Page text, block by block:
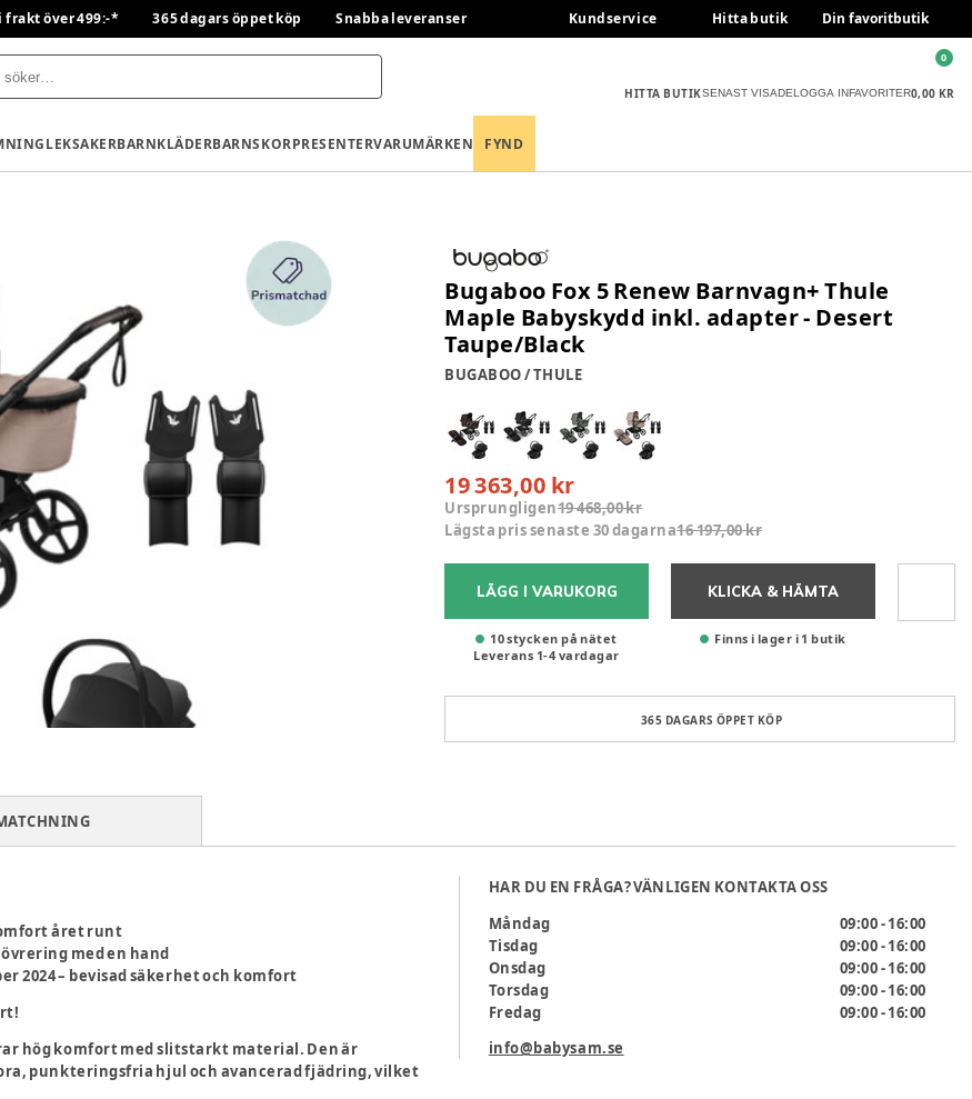
frakt över 499:-* 365 dagars öppet köp Snabba leveranser Kundservice Hitta butik Din favoritbutik
HITTA BUTIKSENAST VISADELOGGA INFAVORITER0,00 KR
0
LEKSAKERBARNKLÄDERBARNSKORPRESENTERVARUMÄRKEN FYND
Bugaboo Fox 5 Renew Barnvagn+ Thule
Maple Babyskydd inkl. adapter - Desert
Taupe/Black
BUGABOO / THULE
19 363,00 kr
Ursprungligen19 468,00 kr
Lägsta pris senaste 30 dagarna16 197,00 kr
LÄGG I VARUKORG
10 stycken på nätet
Leverans 1-4 vardagar
KLICKA & HÄMTA
Finns i lager i 1 butik
365 DAGARS ÖPPET KÖP
året runt
med en hand
2024 – bevisad säkerhet och komfort
hög komfort med slitstarkt material. Den är
punkteringsfria hjul och avancerad fjädring, vilket
HAR DU EN FRÅGA? VÄNLIGEN KONTAKTA OSS
Måndag
09:00 - 16:00
Tisdag
09:00 - 16:00
Onsdag
09:00 - 16:00
Torsdag
09:00 - 16:00
Fredag
09:00 - 16:00
info@babysam.se